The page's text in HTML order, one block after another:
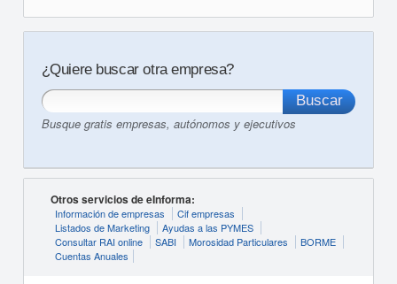
¿Quiere buscar otra empresa?
Busque gratis empresas, autónomos y ejecutivos
Otros servicios de eInforma:
Información de empresas
Cif empresas
Listados de Marketing
Ayudas a las PYMES
Consultar RAI online
SABI Morosidad Particulares
BORME
Cuentas Anuales